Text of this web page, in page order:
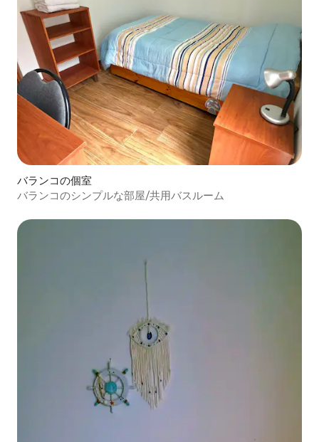
バランコの個室
バランコのシンプルな部屋/共用バスルーム